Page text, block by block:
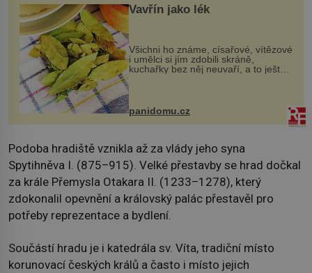
Vavřín jako lék
Všichni ho známe, císařové, vítězové
i umělci si jím zdobili skráně,
kuchařky bez něj neuvaří, a to ještě
nevíte, že bobkový list může výrazně
zmírnit některé naše neduhy.
Obsahuje v malém množství ně...
panidomu.cz
Podoba hradiště vznikla až za vlády jeho syna
Spytihněva I. (875–915). Velké přestavby se hrad dočkal
za krále Přemysla Otakara II. (1233–1278), který
zdokonalil opevnění a královský palác přestavěl pro
potřeby reprezentace a bydlení.
Součástí hradu je i katedrála sv. Víta, tradiční místo
korunovací českých králů a často i místo jejich